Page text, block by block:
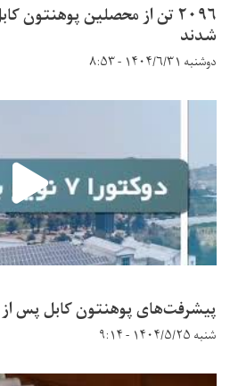
۲۰۹۶ تن از محصلین
شدند
دوشنبه ۱۴۰۴/۶/۳۱ - ۸:۵۳
پیشرفت‌های پوهنتون کابل پس
شنبه ۱۴۰۴/۵/۲۵ - ۹:۱۴